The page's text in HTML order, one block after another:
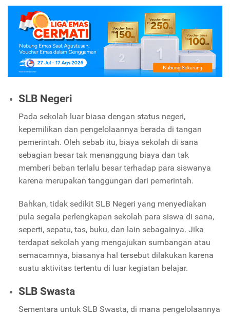
SLB Negeri
Pada sekolah luar biasa dengan status negeri,
kepemilikan dan pengelolaannya berada di tangan
pemerintah. Oleh sebab itu, biaya sekolah di sana
sebagian besar tak menanggung biaya dan tak
memberi beban terlalu besar terhadap para siswanya
karena merupakan tanggungan dari pemerintah.
Bahkan, tidak sedikit SLB Negeri yang menyediakan
pula segala perlengkapan sekolah para siswa di sana,
seperti, sepatu, tas, buku, dan lain sebagainya. Jika
terdapat sekolah yang mengajukan sumbangan atau
semacamnya, biasanya hal tersebut dilakukan karena
suatu aktivitas tertentu di luar kegiatan belajar.
SLB Swasta
Sementara untuk SLB Swasta, di mana pengelolaannya